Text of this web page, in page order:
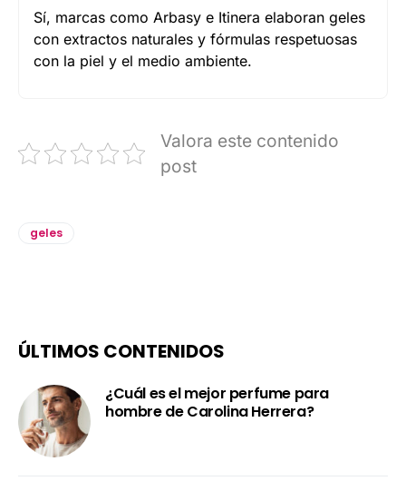
Sí, marcas como Arbasy e Itinera elaboran geles
con extractos naturales y fórmulas respetuosas
con la piel y el medio ambiente.
Valora este contenido
post
geles
ÚLTIMOS CONTENIDOS
¿Cuál es el mejor perfume para
hombre de Carolina Herrera?